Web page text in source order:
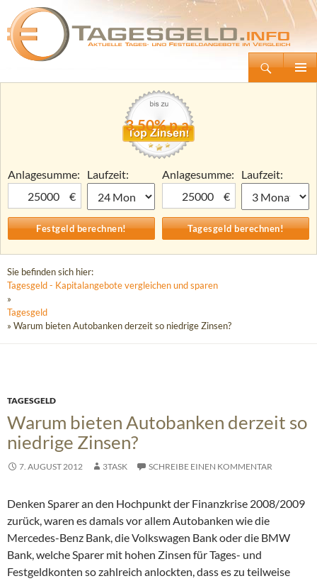
Tagesgeld.info – Tagesgeldkonten vergleichen und Tagesgeld-Zinsen berechnen
Zum
3,50% p.a.
Anlagesumme:
€
Laufzeit:
Anlagesumme:
€
Laufzeit:
Sie befinden sich hier:
Tagesgeld - Kapitalangebote vergleichen und sparen
»
Tagesgeld
» Warum bieten Autobanken derzeit so niedrige Zinsen?
TAGESGELD
Warum bieten Autobanken derzeit so
niedrige Zinsen?
7. AUGUST 2012 3TASK SCHREIBE EINEN KOMMENTAR
Denken Sparer an den Hochpunkt der Finanzkrise 2008/2009
zurück, waren es damals vor allem Autobanken wie die
Mercedes-Benz Bank, die Volkswagen Bank oder die BMW
Bank, welche Sparer mit hohen Zinsen für Tages- und
Festgeldkonten so zahlreich anlockten, dass es zu teilweise